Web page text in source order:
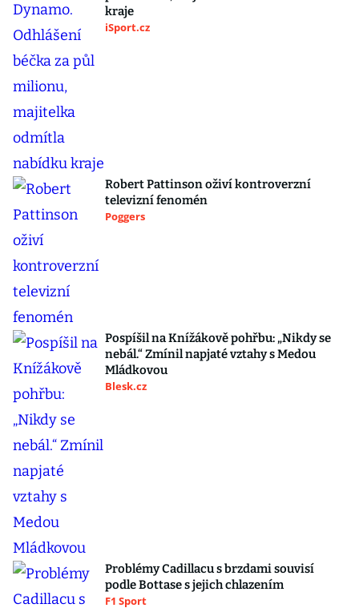
kraje
iSport.cz
Robert Pattinson oživí kontroverzní
televizní fenomén
Poggers
Pospíšil na Knížákově pohřbu: „Nikdy se
nebál.“ Zmínil napjaté vztahy s Medou
Mládkovou
Blesk.cz
Problémy Cadillacu s brzdami souvisí
podle Bottase s jejich chlazením
F1 Sport